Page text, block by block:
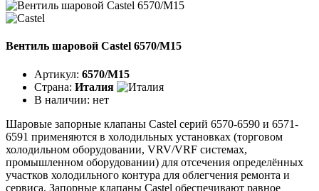
Вентиль шаровой Castel 6570/M15
Артикул: 6570/M15
Страна: Италия
В наличии: нет
Шаровые запорные клапаны Castel серий 6570-6590 и 6571-
6591 применяются в холодильных установках (торговом
холодильном оборудовании, VRV/VRF системах,
промышленном оборудовании) для отсечения определённых
участков холодильного контура для облегчения ремонта и
сервиса. Запорные клапаны Castel обеспечивают равное